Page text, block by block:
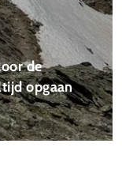
de
opgaan